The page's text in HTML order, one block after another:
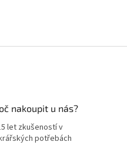
nakoupit u nás?
let zkušeností v
potřebách